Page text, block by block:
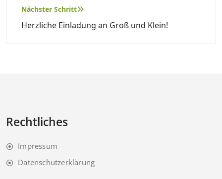
Nächster Schritt
Herzliche Einladung an Groß und Klein!
Rechtliches
Impressum
Datenschutzerklärung